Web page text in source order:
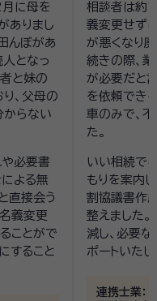
に母を
ありまし
んぼがあ
人となっ
と妹の
、父母の
からない
必要書
よる無
直接会う
義変更
ことがで
すること
相談者は約
義変更せず
が悪くなり
続きの際、
が必要だと
を依頼でき
車のみで、
た。
いい相続で
もりを案内
割協議書作
整えました
減し、必要
ポートいたし
連携士業：